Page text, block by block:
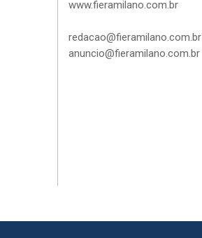
www.fieramilano.com.br
redacao@fieramilano.com.br
anuncio@fieramilano.com.br